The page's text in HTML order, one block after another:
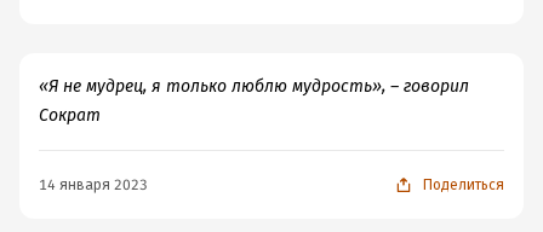
«Я не мудрец, я только люблю мудрость», – говорил
Сократ
14 января 2023 Поделиться